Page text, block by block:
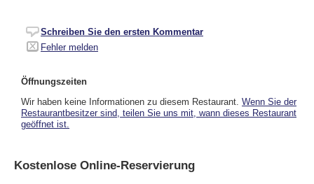
Schreiben Sie den ersten Kommentar
Fehler melden
Öffnungszeiten
Wir haben keine Informationen zu diesem Restaurant. Wenn Sie der
Restaurantbesitzer sind, teilen Sie uns mit, wann dieses Restaurant
geöffnet ist.
Kostenlose Online-Reservierung